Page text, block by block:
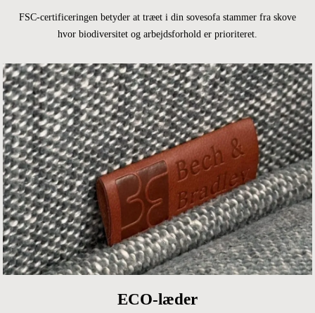
FSC-certificeringen betyder at træet i din sovesofa stammer fra skove
hvor biodiversitet og arbejdsforhold er prioriteret.
ECO-læder